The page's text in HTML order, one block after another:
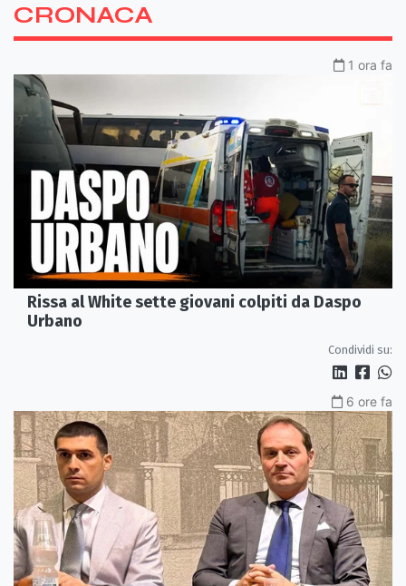
CRONACA
1 ora fa
Rissa al White sette giovani colpiti da Daspo
Urbano
Condividi su:
6 ore fa